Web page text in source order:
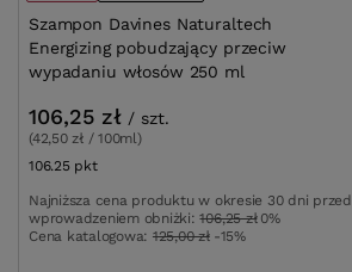
Szampon Davines Naturaltech
Energizing pobudzający przeciw
wypadaniu włosów 250 ml
106,25 zł / szt.
(42,50 zł / 100ml)
106.25 pktpunktów
Najniższa cena produktu w okresie 30 dni przed
wprowadzeniem obniżki:106,25 zł 0%
Cena katalogowa: 125,00 zł -15%